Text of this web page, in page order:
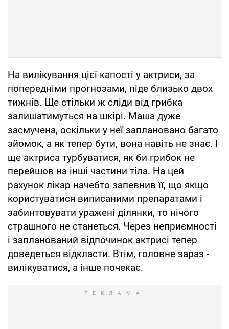
На вилікування цієї капості у актриси, за
попередніми прогнозами, піде близько двох
тижнів. Ще стільки ж сліди від грибка
залишатимуться на шкірі. Маша дуже
засмучена, оскільки у неї заплановано багато
зйомок, а як тепер бути, вона навіть не знає. І
ще актриса турбуватися, як би грибок не
перейшов на інші частини тіла. На цей
рахунок лікар начебто запевнив її, що якщо
користуватися виписаними препаратами і
забинтовувати уражені ділянки, то нічого
страшного не станеться. Через неприємності
і запланований відпочинок актрисі тепер
доведеться відкласти. Втім, головне зараз -
вилікуватися, а інше почекає.